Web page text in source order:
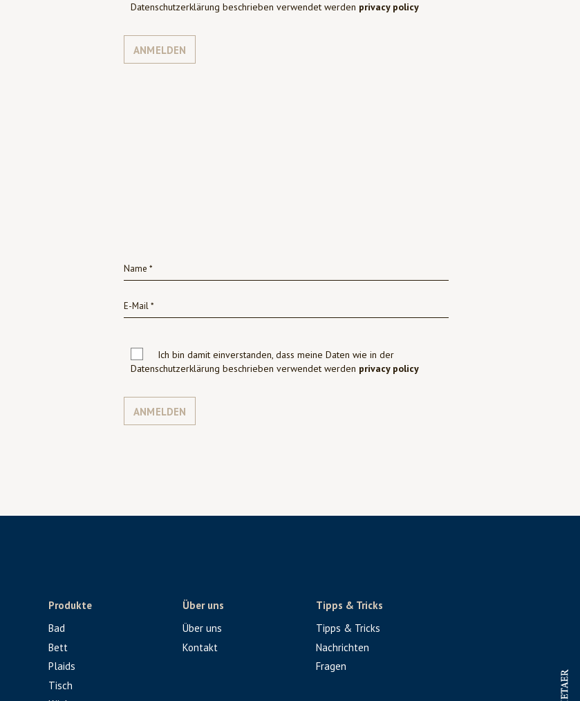
Datenschutzerklärung beschrieben verwendet werden privacy policy
ANMELDEN
Ich bin damit einverstanden, dass meine Daten wie in der
Datenschutzerklärung beschrieben verwendet werden privacy policy
ANMELDEN
Produkte
Bad
Bett
Plaids
Tisch
Über uns
Über uns
Kontakt
Tipps & Tricks
Tipps & Tricks
Nachrichten
Fragen